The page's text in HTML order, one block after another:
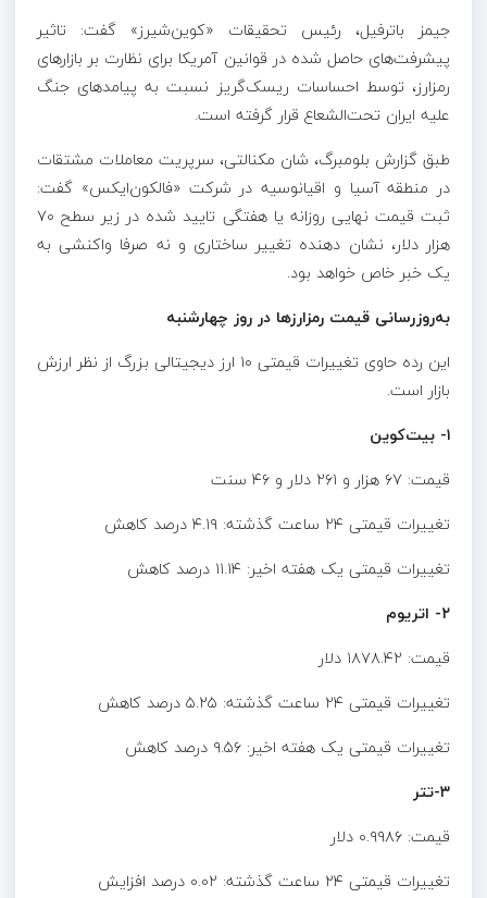
جیمز باترفیل، رئیس تحقیقات «کوین‌شیرز» گفت: تاثیر
پیشرفت‌های حاصل‌ شده در قوانین آمریکا برای نظارت بر بازارهای
رمزارز، توسط احساسات ریسک‌گریز نسبت به پیامدهای جنگ
علیه ایران تحت‌الشعاع قرار گرفته است.
طبق گزارش بلومبرگ، شان مکنالتی، سرپریت معاملات مشتقات
در منطقه آسیا و اقیانوسیه در شرکت «فالکون‌ایکس» گفت:
ثبت قیمت نهایی روزانه یا هفتگی تایید شده در زیر سطح ۷۰
هزار دلار، نشان‌ دهنده تغییر ساختاری و نه صرفا واکنشی به
یک خبر خاص خواهد بود.
به‌روزرسانی قیمت رمزارزها در روز چهارشنبه
این رده حاوی تغییرات قیمتی ۱۰ ارز دیجیتالی بزرگ از نظر ارزش
بازار است.
۱- بیت‌کوین
قیمت: ۶۷ هزار و ۲۶۱ دلار و ۴۶ سنت
تغییرات قیمتی ۲۴ ساعت گذشته: ۴.۱۹ درصد کاهش
تغییرات قیمتی یک هفته اخیر: ۱۱.۱۴ درصد کاهش
۲- اتریوم
قیمت: ۱۸۷۸.۴۲ دلار
تغییرات قیمتی ۲۴ ساعت گذشته: ۵.۲۵ درصد کاهش
تغییرات قیمتی یک هفته اخیر: ۹.۵۶ درصد کاهش
۳-تتر
قیمت: ۰.۹۹۸۶ دلار
تغییرات قیمتی ۲۴ ساعت گذشته: ۰.۰۲ درصد افزایش